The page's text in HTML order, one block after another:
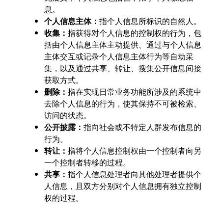
息。
个人信息主体：指个人信息所标识的自然人。
收集：指获得对个人信息的控制权的行为，包
括由个人信息主体主动提供、通过与个人信息
主体交互或记录个人信息主体行为等自动采
集，以及通过共享、转让、搜集公开信息间接
获取方式。
删除：指在实现日常业务功能所涉及的系统中
去除个人信息的行为，使其保持不可被检索、
访问的状态。
公开披露：指向社会或不特定人群发布信息的
行为。
转让：指将个人信息控制权由一个控制者向另
一个控制者转移的过程。
共享：指个人信息处理者向其他处理者提供个
人信息，且双方分别对个人信息拥有独立控制
权的过程。